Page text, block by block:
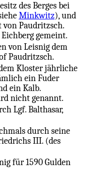
des Berges bei
Minkwitz), und
von Paudritzsch.
gemeint.
von Leisnig dem
Paudritzsch.
Kloster jährliche
ein Fuder
ein Kalb.
nicht genannt.
Lgf. Balthasar,
durch seine
III. (des
für 1590 Gulden